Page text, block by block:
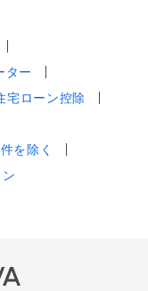
ター
宅ローン控除
を除く